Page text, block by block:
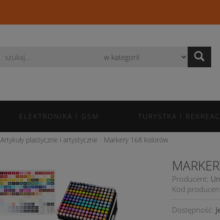
ELEKTRONIKA I GSM TURYSTKA I
Artykuły plastyczne i artystyczne Markery 168 kolorów
Producent:
Kod
Dostępność: